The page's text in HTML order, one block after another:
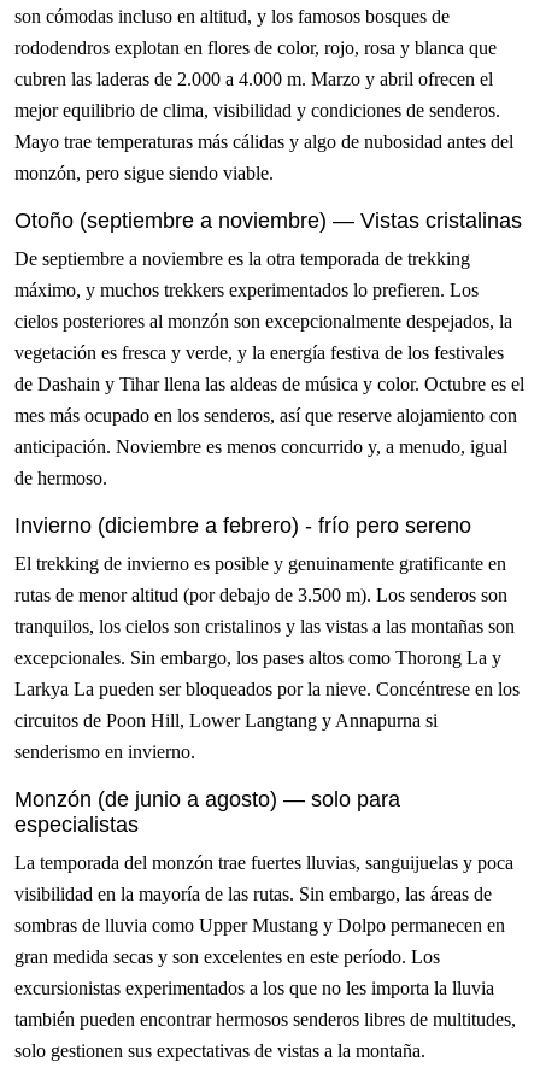
son cómodas incluso en altitud, y los famosos bosques de
rododendros explotan en flores de color, rojo, rosa y blanca que
cubren las laderas de 2.000 a 4.000 m. Marzo y abril ofrecen el
mejor equilibrio de clima, visibilidad y condiciones de senderos.
Mayo trae temperaturas más cálidas y algo de nubosidad antes del
monzón, pero sigue siendo viable.
Otoño (septiembre a noviembre) — Vistas cristalinas
De septiembre a noviembre es la otra temporada de trekking
máximo, y muchos trekkers experimentados lo prefieren. Los
cielos posteriores al monzón son excepcionalmente despejados, la
vegetación es fresca y verde, y la energía festiva de los festivales
de Dashain y Tihar llena las aldeas de música y color. Octubre es el
mes más ocupado en los senderos, así que reserve alojamiento con
anticipación. Noviembre es menos concurrido y, a menudo, igual
de hermoso.
Invierno (diciembre a febrero) - frío pero sereno
El trekking de invierno es posible y genuinamente gratificante en
rutas de menor altitud (por debajo de 3.500 m). Los senderos son
tranquilos, los cielos son cristalinos y las vistas a las montañas son
excepcionales. Sin embargo, los pases altos como Thorong La y
Larkya La pueden ser bloqueados por la nieve. Concéntrese en los
circuitos de Poon Hill, Lower Langtang y Annapurna si
senderismo en invierno.
Monzón (de junio a agosto) — solo para
especialistas
La temporada del monzón trae fuertes lluvias, sanguijuelas y poca
visibilidad en la mayoría de las rutas. Sin embargo, las áreas de
sombras de lluvia como Upper Mustang y Dolpo permanecen en
gran medida secas y son excelentes en este período. Los
excursionistas experimentados a los que no les importa la lluvia
también pueden encontrar hermosos senderos libres de multitudes,
solo gestionen sus expectativas de vistas a la montaña.